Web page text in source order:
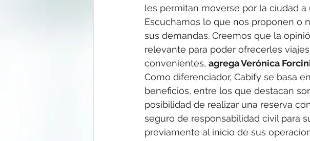
les permitan moverse por la ciudad
Escuchamos lo que nos proponen o
sus demandas. Creemos que la
relevante para poder ofrecerles
convenientes, agrega Verónica
Como diferenciador, Cabify se basa
beneficios, entre los que destacan
posibilidad de realizar una reserva
seguro de responsabilidad civil para
previamente al inicio de sus